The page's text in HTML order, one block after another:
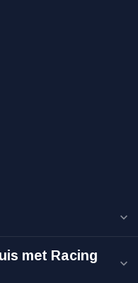
met Racing